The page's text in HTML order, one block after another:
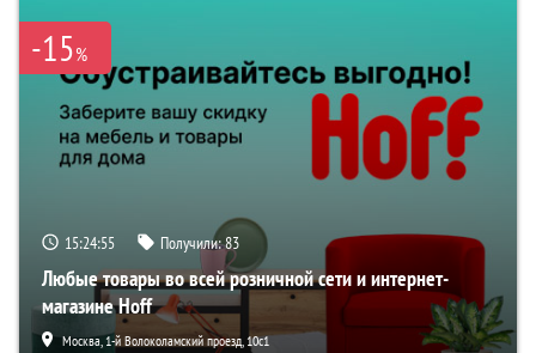
-15%
15:24:55 Получили:83
Любые товары во всей розничной сети и интернет-
магазине Hoff
Москва, 1-й Волоколамский проезд, 10с1